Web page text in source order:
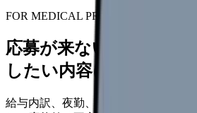
FOR MEDICAL PROVIDERS
応募が来ない求人票を
したい内容に直せます
給与内訳、夜勤、休日、教育、職場